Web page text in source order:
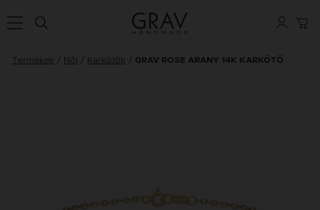
Termékek Női Karkötők GRAV ROSE ARANY 14K KARKÖTŐ